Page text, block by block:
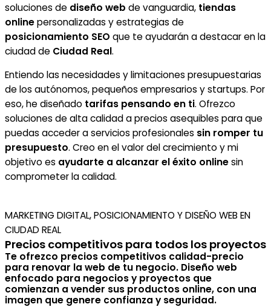
soluciones de diseño web de vanguardia, tiendas
onlinepersonalizadas y estrategias de
posicionamiento SEO que te ayudarán a destacar en la
ciudad de Ciudad Real.
Entiendo las necesidades y limitaciones presupuestarias
de los autónomos, pequeños empresarios y startups. Por
eso, he diseñado tarifas pensando en ti. Ofrezco
soluciones de alta calidad a precios asequibles para que
puedas acceder a servicios profesionales sin romper tu
presupuesto. Creo en el valor del crecimiento y mi
objetivo es ayudarte a alcanzar el éxito onlinesin
comprometer la calidad.
MARKETING DIGITAL, POSICIONAMIENTO Y DISEÑO WEB EN
CIUDAD REAL
Precios competitivos para todos los proyectos
Te ofrezco precios competitivos calidad-precio
para renovar la web de tu negocio. Diseño web
enfocado para negocios y proyectos que
comienzan a vender sus productos online, con una
imagen que genere confianza y seguridad.